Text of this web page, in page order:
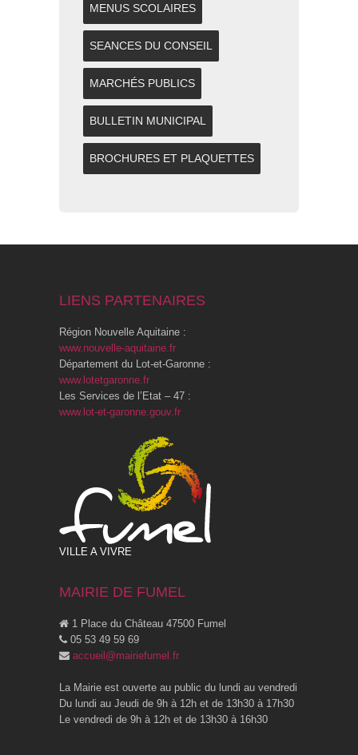
MENUS SCOLAIRES
SEANCES DU CONSEIL
MARCHÉS PUBLICS
BULLETIN MUNICIPAL
BROCHURES ET PLAQUETTES
LIENS PARTENAIRES
Région Nouvelle Aquitaine :
www.nouvelle-aquitaine.fr
Département du Lot-et-Garonne :
www.lotetgaronne.fr
Les Services de l’Etat – 47 :
www.lot-et-garonne.gouv.fr
VILLE A VIVRE
MAIRIE DE FUMEL
1 Place du Château 47500 Fumel
05 53 49 59 69
accueil@mairiefumel.fr
La Mairie est ouverte au public du lundi au vendredi
Du lundi au Jeudi de 9h à 12h et de 13h30 à 17h30
Le vendredi de 9h à 12h et de 13h30 à 16h30